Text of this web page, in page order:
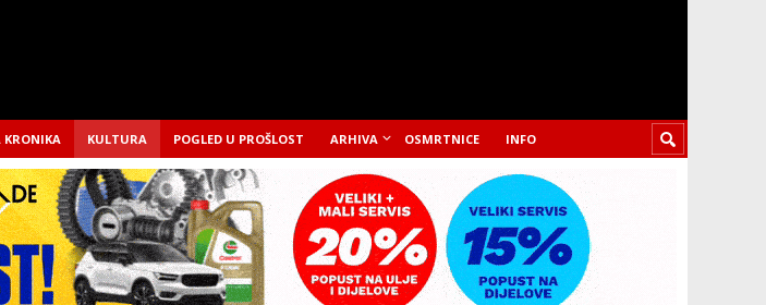
KRONIKA KULTURA POGLED U PROŠLOST ARHIVA OSMRTNICE INFO